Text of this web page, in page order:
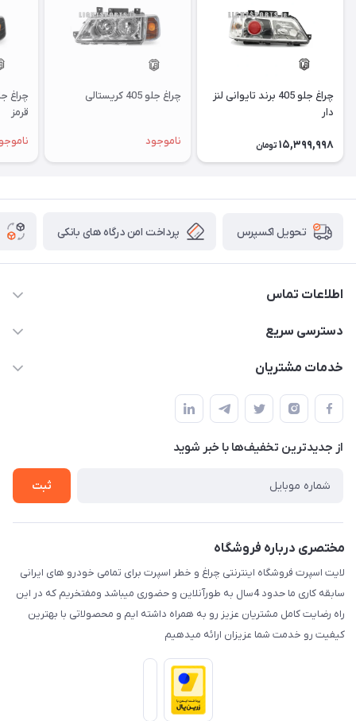
چراغ جلو 405 برند تایوانی لنز
دار
15,399,998 تومان
چراغ جلو 405 کریستالی
ناموجود
قرمز
تحویل اکسپرس پرداخت امن درگاه های بانکی
اطلاعات تماس
09012926386
دسترسی سریع
حساب کاربری
لیست محصولات
درباره ما
خدمات مشتریان
قوانین و مقررات
حریم خصوصی
راهنما
از جدید‌ترین تخفیف‌ها با‌ خبر شوید
ثبت
مختصری درباره فروشگاه
لایت اسپرت فروشگاه اینترنتی چراغ و خطر اسپرت برای تمامی خودرو های ایرانی
سابقه کاری ما حدود 4سال به طورآنلاین و حضوری میباشد ومفتخریم که در این
راه رضایت کامل مشتریان عزیز رو به همراه داشته ایم و محصولاتی با بهترین
کیفیت رو خدمت شما عزیزان ارائه میدهیم